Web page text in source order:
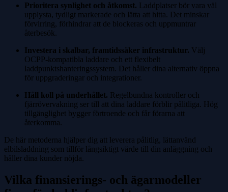
Prioritera synlighet och åtkomst. Laddplatser bör vara väl
upplysta, tydligt markerade och lätta att hitta. Det minskar
förvirring, förhindrar att de blockeras och uppmuntrar
återbesök.
Investera i skalbar, framtidssäker infrastruktur. Välj
OCPP-kompatibla laddare och ett flexibelt
laddpunktshanteringssystem. Det håller dina alternativ öppna
för uppgraderingar och integrationer.
Håll koll på underhållet. Regelbundna kontroller och
fjärrövervakning ser till att dina laddare förblir pålitliga. Hög
tillgänglighet bygger förtroende och får förarna att
återkomma.
De här metoderna hjälper dig att leverera pålitlig, lättanvänd
elbilsladdning som tillför långsiktigt värde till din anläggning och
håller dina kunder nöjda.
Vilka finansierings- och ägarmodeller